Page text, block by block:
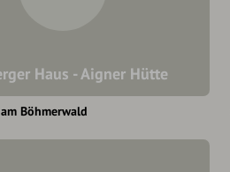
Haus - Aigner Hütte
Böhmerwald